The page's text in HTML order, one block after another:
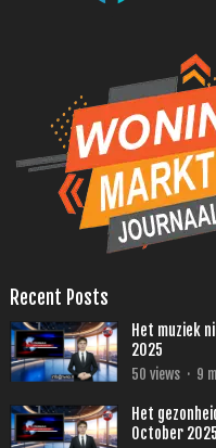
Recent Posts
Het muziek
2025
50 views · 9
Het
October 2025